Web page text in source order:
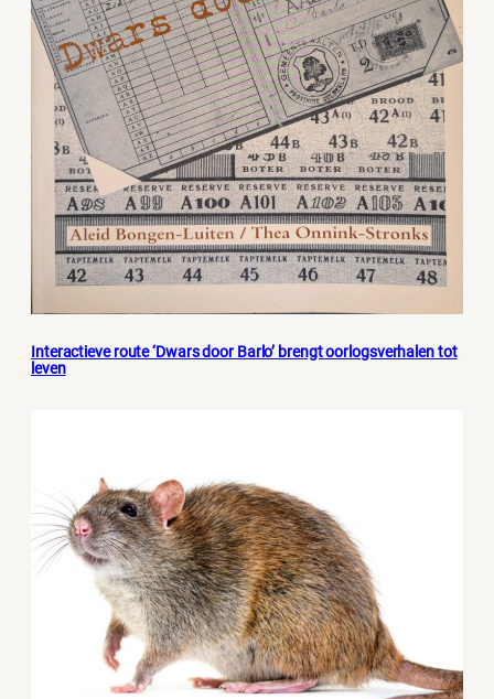
Interactieve route ‘Dwars door Barlo’ brengt oorlogsverhalen tot
leven